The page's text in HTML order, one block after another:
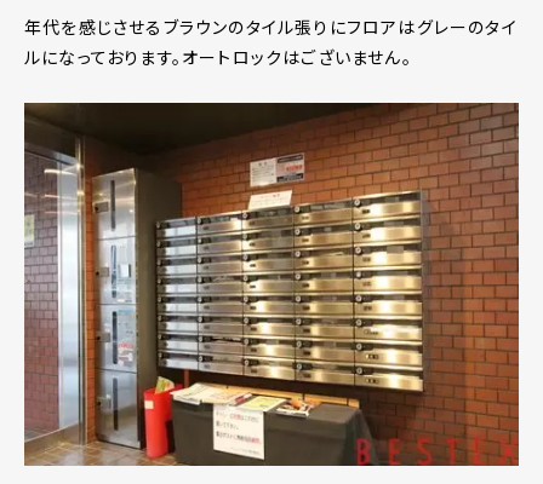
年代を感じさせるブラウンのタイル張りにフロアはグレーのタイ
ルになっております。オートロックはございません。